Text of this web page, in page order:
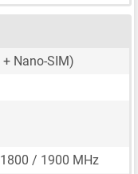
Nano-SIM)
/ 1900 MHz